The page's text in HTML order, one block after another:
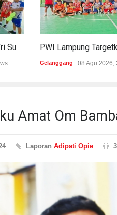
Gelanggang 08 Agu 2026,
Amat Om
Laporan Adipati Opie